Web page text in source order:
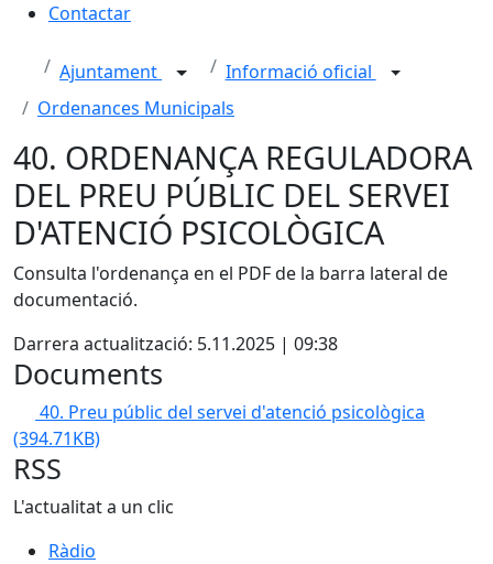
Contactar
Ajuntament
Informació oficial
Ordenances Municipals
40. ORDENANÇA REGULADORA
DEL PREU PÚBLIC DEL SERVEI
D'ATENCIÓ PSICOLÒGICA
Consulta l'ordenança en el PDF de la barra lateral de
documentació.
Darrera actualització: 5.11.2025 | 09:38
Documents
40. Preu públic del servei d'atenció psicològica
(394.71KB)
RSS
L'actualitat a un clic
Ràdio